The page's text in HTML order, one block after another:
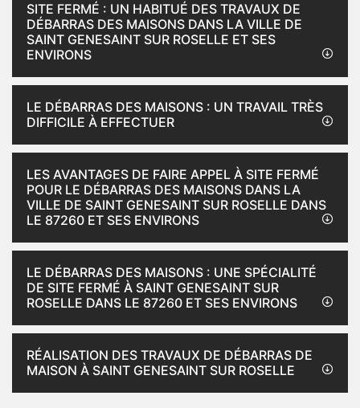
SITE FERMÉ : UN HABITUÉ DES TRAVAUX DE
DÉBARRAS DES MAISONS DANS LA VILLE DE
SAINT GENESAINT SUR ROSELLE ET SES
ENVIRONS
LE DÉBARRAS DES MAISONS : UN TRAVAIL TRÈS
DIFFICILE À EFFECTUER
LES AVANTAGES DE FAIRE APPEL À SITE FERMÉ
POUR LE DÉBARRAS DES MAISONS DANS LA
VILLE DE SAINT GENESAINT SUR ROSELLE DANS
LE 87260 ET SES ENVIRONS
LE DÉBARRAS DES MAISONS : UNE SPÉCIALITÉ
DE SITE FERMÉ À SAINT GENESAINT SUR
ROSELLE DANS LE 87260 ET SES ENVIRONS
RÉALISATION DES TRAVAUX DE DÉBARRAS DE
MAISON À SAINT GENESAINT SUR ROSELLE